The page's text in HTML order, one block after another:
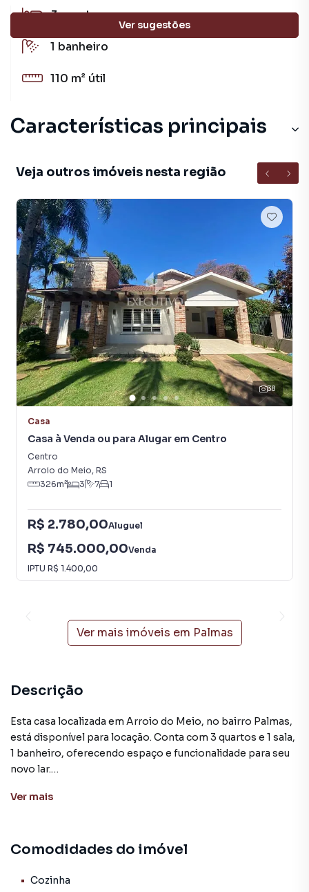
Ver sugestões
3quartos
1 banheiro
110 m² útil
Características principais
Veja outros imóveis nesta região
38
Casa
Casa à Venda ou para Alugar em Centro
Centro
Arroio do Meio, RS
326m² 3 7 1
R$ 2.780,00Aluguel
R$ 745.000,00Venda
IPTU R$ 1.400,00
Ver mais imóveis em Palmas
Descrição
Esta casa localizada em Arroio do Meio, no bairro Palmas,
está disponível para locação. Conta com 3 quartos e 1 sala,
1 banheiro, oferecendo espaço e funcionalidade para seu
novo lar.
quilômetros a oeste da capital do estado, Porto Alegre.
população, em geral, é acolhedora e preserva suas
Brasil. Além disso, a cidade pode oferecer algumas
Ver mais
Comodidades do imóvel
Cozinha